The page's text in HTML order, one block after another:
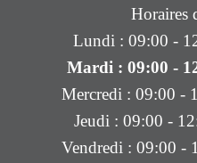
Horaires
Lundi : 09:00 -
Mardi : 09:00 -
Mercredi : 09:00 -
Jeudi : 09:00 -
Vendredi : 09:00 -